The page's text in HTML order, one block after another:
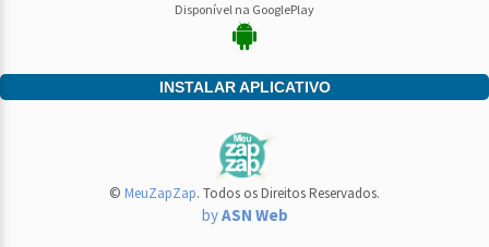
Disponível na GooglePlay
INSTALAR APLICATIVO
© MeuZapZap. Todos os Direitos Reservados.
byASN Web